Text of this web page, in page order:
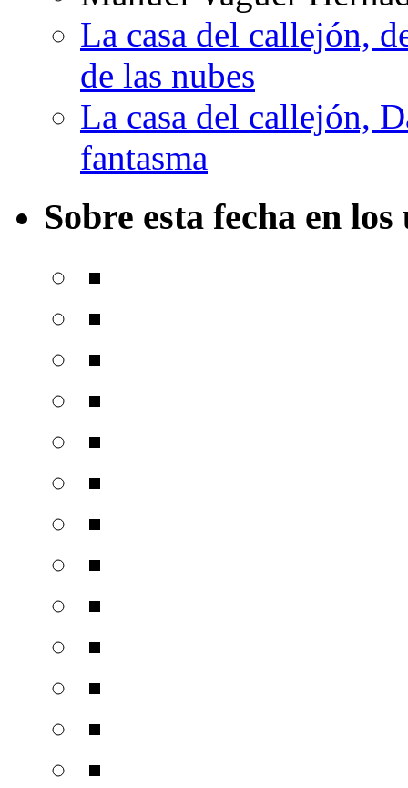
La casa del callejón,
de las nubes
La casa del callejón,
fantasma
Sobre esta fecha en